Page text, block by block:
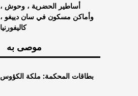
أساطير الحضرية ، وحوش ،
وأماكن مسكون في سان دييغو ،
كاليفورنيا
موصى به
بطاقات المحكمة: ملكة الكؤوس